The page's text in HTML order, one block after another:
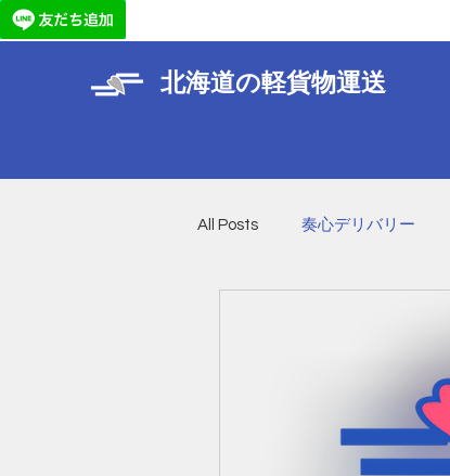
北海道の軽貨物運送
All Posts 奏心デリバリー